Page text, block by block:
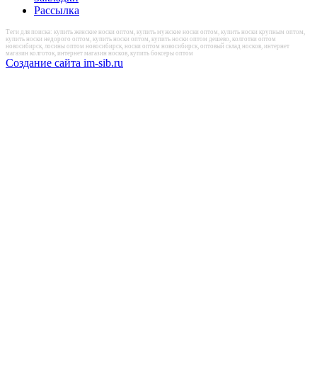
Рассылка
Теги для поиска: купить женские носки оптом, купить мужские носки оптом, купить носки крупным оптом,
купить носки недорого оптом, купить носки оптом, купить носки оптом дешево, колготки оптом
новосибирск, лосины оптом новосибирск, носки оптом новосибирск, оптовый склад носков, интернет
магазин колготок, интернет магазин носков, купить боксеры оптом
Создание сайта im-sib.ru